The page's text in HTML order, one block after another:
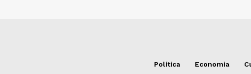
Política Economia